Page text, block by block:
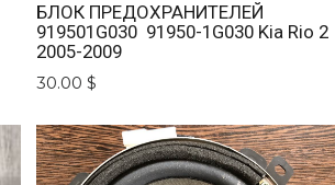
БЛОК ПРЕДОХРАНИТЕЛЕЙ
919501G030 91950-1G030 Kia Rio 2
2005-2009
30.00 $